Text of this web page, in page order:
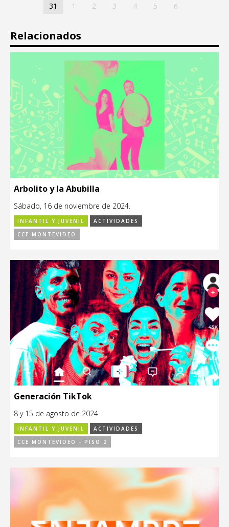
31
1 2 3 4 5 6
Relacionados
Arbolito y la Abubilla
Sábado, 16 de noviembre de 2024.
INFANTIL Y JUVENIL
ACTIVIDADES
CCE MONTEVIDEO
Generación TikTok
8 y 15 de agosto de 2024.
INFANTIL Y JUVENIL
ACTIVIDADES
CCE MONTEVIDEO - PISO 2